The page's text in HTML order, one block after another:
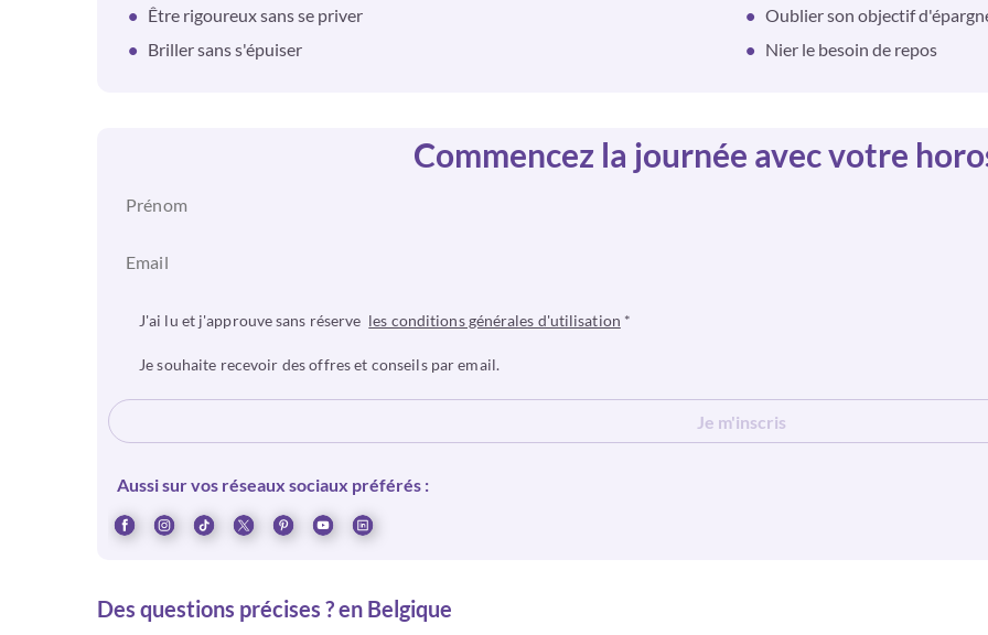
Être rigoureux sans se priver
Briller sans s'épuiser
Oublier son objectif
Nier le besoin de repos
Commencez la journée avec votre
J'ai lu et j'approuve sans réserve les conditions générales d'utilisation *
Je souhaite recevoir des offres et conseils par email.
Je m'inscris
Aussi sur vos réseaux sociaux préférés :
Des questions précises ? en Belgique